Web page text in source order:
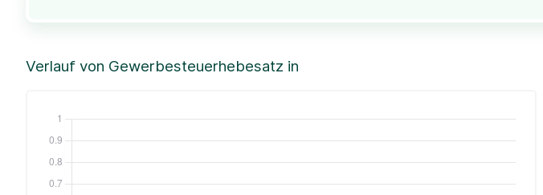
Verlauf von Gewerbesteuerhebesatz in